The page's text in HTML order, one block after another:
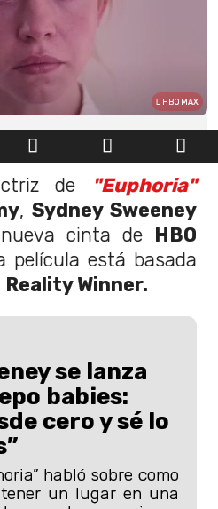
HBO MAX
de
"Euphoria"
, Sydney Sweeney
cinta de HBO
película está basada
Reality Winner.
se lanza
babies:
cero y sé lo
habló sobre como
un lugar en una